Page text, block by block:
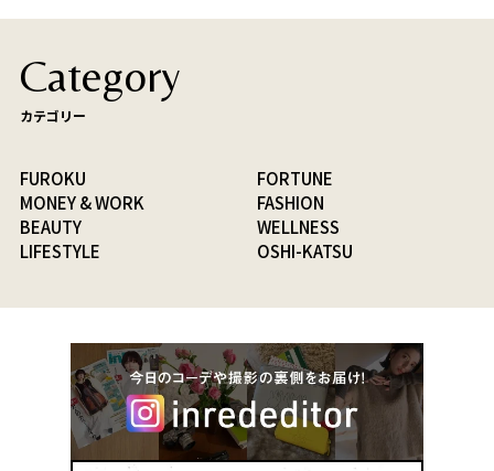
Category
カテゴリー
FUROKU
FORTUNE
MONEY & WORK
FASHION
BEAUTY
WELLNESS
LIFESTYLE
OSHI-KATSU